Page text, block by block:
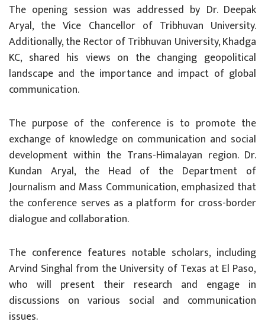
The opening session was addressed by Dr. Deepak
Aryal, the Vice Chancellor of Tribhuvan University.
Additionally, the Rector of Tribhuvan University, Khadga
KC, shared his views on the changing geopolitical
landscape and the importance and impact of global
communication.
The purpose of the conference is to promote the
exchange of knowledge on communication and social
development within the Trans-Himalayan region. Dr.
Kundan Aryal, the Head of the Department of
Journalism and Mass Communication, emphasized that
the conference serves as a platform for cross-border
dialogue and collaboration.
The conference features notable scholars, including
Arvind Singhal from the University of Texas at El Paso,
who will present their research and engage in
discussions on various social and communication
issues.